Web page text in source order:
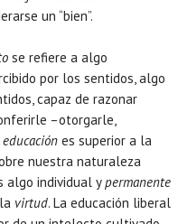
un “bien”.
se refiere a algo
por los sentidos, algo
capaz de razonar
–otorgarle,
educación es superior a la
nuestra naturaleza
algo individual ypermanente
virtud. La educación liberal